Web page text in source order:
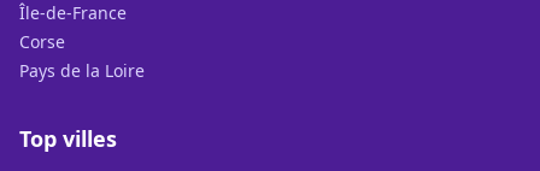
Île-de-France
Corse
Pays de la Loire
Top villes